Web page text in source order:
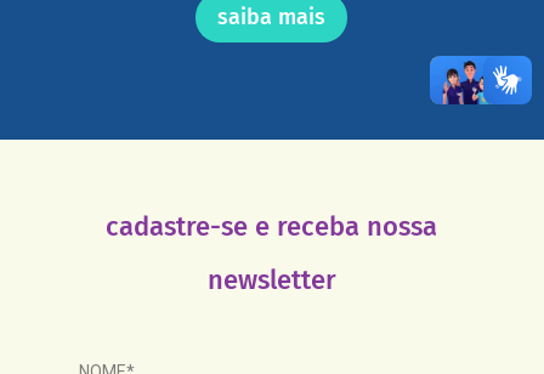
saiba mais
cadastre-se e receba nossa
newsletter